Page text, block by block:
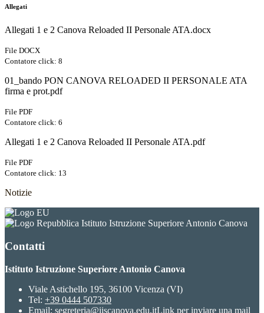
Allegati
Allegati 1 e 2 Canova Reloaded II Personale ATA.docx
File DOCX
Contatore click: 8
01_bando PON CANOVA RELOADED II PERSONALE ATA
firma e prot.pdf
File PDF
Contatore click: 6
Allegati 1 e 2 Canova Reloaded II Personale ATA.pdf
File PDF
Contatore click: 13
Notizie
Istituto Istruzione Superiore Antonio Canova
Contatti
Istituto Istruzione Superiore Antonio Canova
Viale Astichello 195, 36100 Vicenza (VI)
Tel: +39 0444 507330
Email: segreteria@iiscanova.edu.itLink per inviare una mail